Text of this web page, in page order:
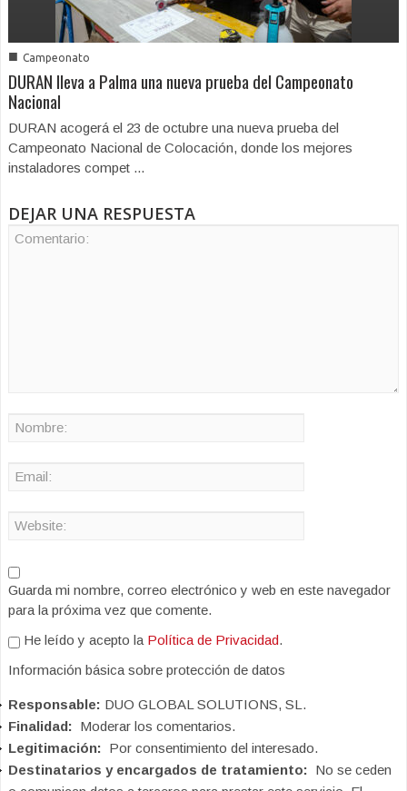
■ Campeonato
DURAN lleva a Palma una nueva prueba del Campeonato
Nacional
DURAN acogerá el 23 de octubre una nueva prueba del
Campeonato Nacional de Colocación, donde los mejores
instaladores compet ...
DEJAR UNA RESPUESTA
Guarda mi nombre, correo electrónico y web en este navegador
para la próxima vez que comente.
He leído y acepto la Política de Privacidad.
Información básica sobre protección de datos
Responsable: DUO GLOBAL SOLUTIONS, SL.
Finalidad: Moderar los comentarios.
Legitimación: Por consentimiento del interesado.
Destinatarios y encargados de tratamiento: No se ceden